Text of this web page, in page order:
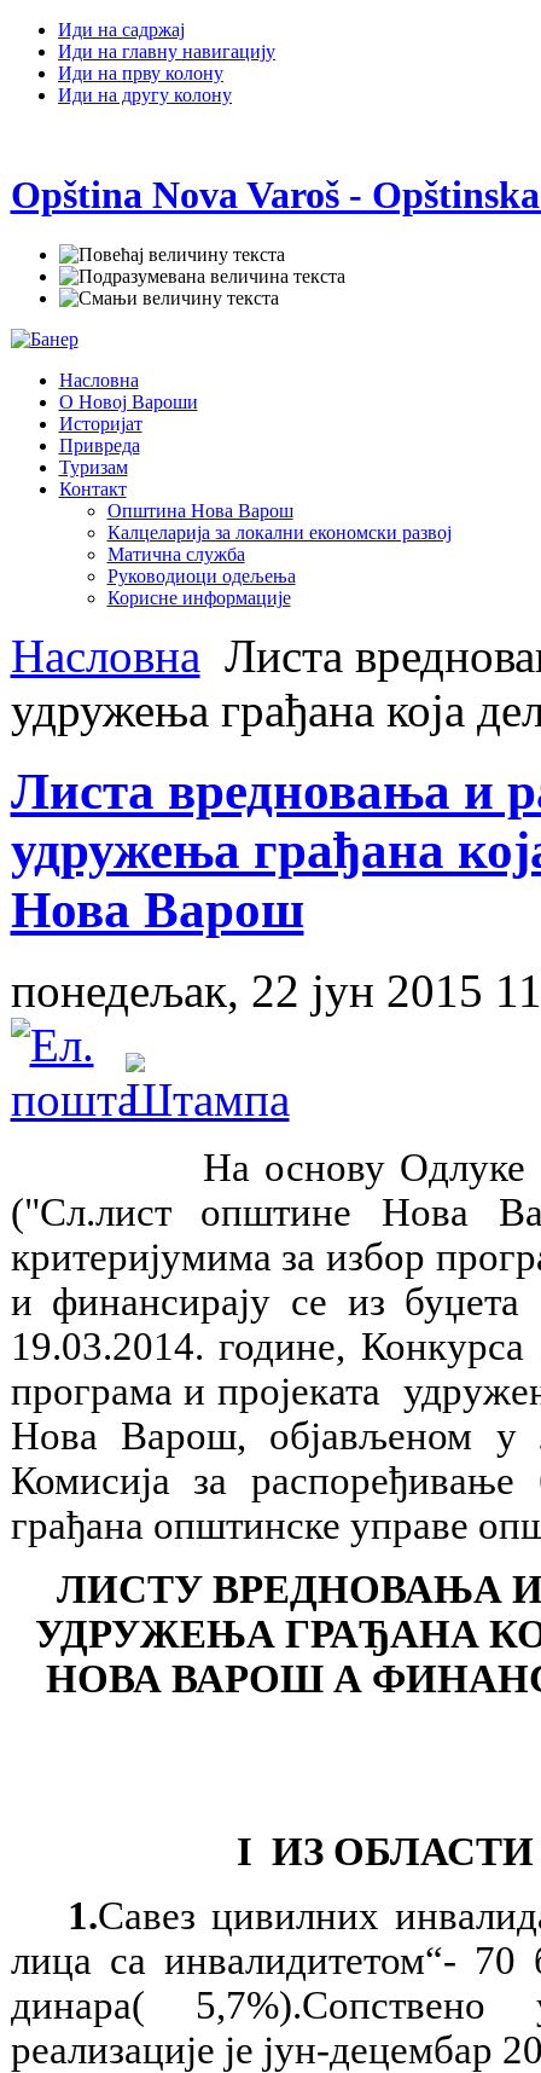
Иди на садржај
Иди на главну навигацију
Иди на прву колону
Иди на другу колону
Opština Nova Varoš -
Насловна
О Новој Вароши
Историјат
Привреда
Туризам
Контакт
Општина Нова Варош
Калцеларија за локални економски развој
Матична служба
Руководиоци одељења
Корисне информације
Насловна Листa
удружења грађана која
Листa вредновања и
удружења грађана
Нова Варош
понедељак, 22 јун 2015
На основу Одлуке о
("Сл.лист општине Нова
критеријумима за избор
и финансирају се из
19.03.2014. године,
програма и пројеката
Нова Варош, објављеном у
Комисија за
грађана општинске управе
ЛИСТУ ВРЕДНОВАЊА
УДРУЖЕЊА ГРАЂАНА
НОВА ВАРОША
I ИЗ
1.Савез цивилних
лица са инвалидитетом“- 70
динара(
реализације je јун-децембар